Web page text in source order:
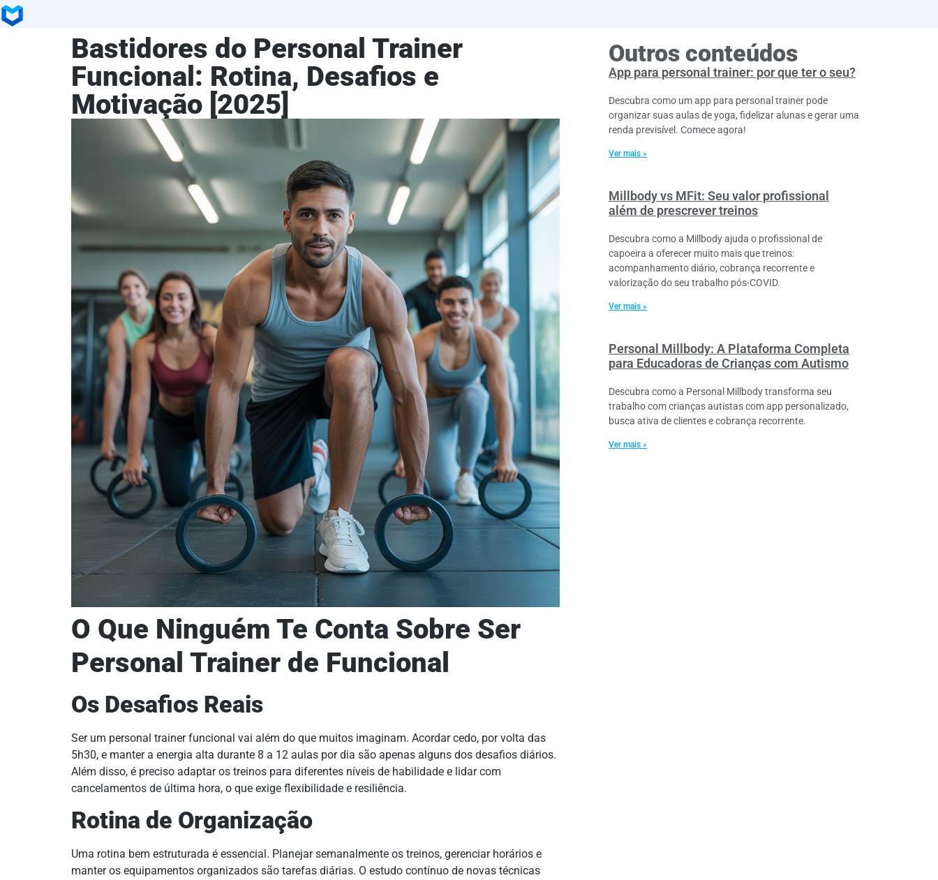
Bastidores do Personal Trainer
Funcional: Rotina, Desafios e
Motivação [2025]
O Que Ninguém Te Conta Sobre Ser
Personal Trainer de Funcional
Os Desafios Reais
Ser um personal trainer funcional vai além do que muitos imaginam. Acordar cedo, por volta das
5h30, e manter a energia alta durante 8 a 12 aulas por dia são apenas alguns dos desafios diários.
Além disso, é preciso adaptar os treinos para diferentes níveis de habilidade e lidar com
cancelamentos de última hora, o que exige flexibilidade e resiliência.
Rotina de Organização
Uma rotina bem estruturada é essencial. Planejar semanalmente os treinos, gerenciar horários e
manter os equipamentos organizados são tarefas diárias. O estudo contínuo de novas técnicas
Outros conteúdos
App para personal trainer: por que ter o seu?
Descubra como um app para personal trainer pode
organizar suas aulas de yoga, fidelizar alunas e gerar uma
renda previsível. Comece agora!
Ver mais »
Millbody vs MFit: Seu valor profissional
além de prescrever treinos
Descubra como a Millbody ajuda o profissional de
capoeira a oferecer muito mais que treinos:
acompanhamento diário, cobrança recorrente e
valorização do seu trabalho pós-COVID.
Ver mais »
Personal Millbody: A Plataforma Completa
para Educadoras de Crianças com Autismo
Descubra como a Personal Millbody transforma seu
trabalho com crianças autistas com app personalizado,
busca ativa de clientes e cobrança recorrente.
Ver mais »